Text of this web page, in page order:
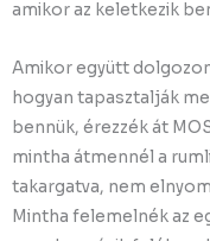
amikor az keletkezik
Amikor együtt
hogyan tapasztalják
bennük, érezzék át
mintha átmennél a
takargatva, nem
Mintha felemelnék az